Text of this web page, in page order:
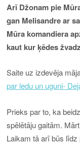
Arī Džonam pie
gan Melisandre ar
Mūra komandiera
kaut kur ķēdes
Saite uz izdevēja
par ledu un uguni-
Prieks par to, ka
spēlētāju gaitām.
Laikam tā arī būs